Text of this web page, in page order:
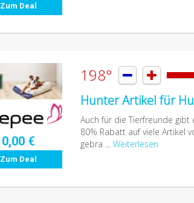
Zum Deal
0,00 €
Zum Deal
198°  
Hunter Artikel für
Auch für die Tierfreunde
80% Rabatt auf viele Artikel
gebra ... Weiterlesen